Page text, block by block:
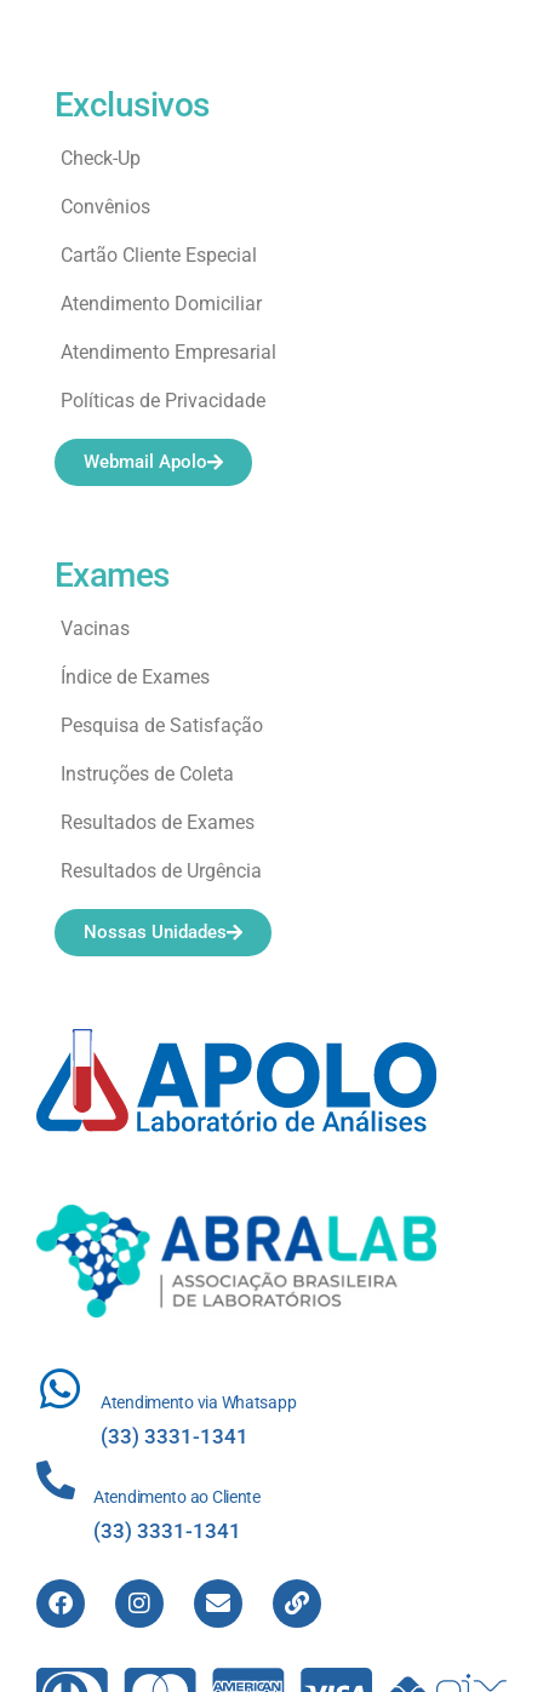
Atendimento via Whatsapp
(33) 3331-1341
Atendimento ao Cliente
(33) 3331-1341
Exames
Vacinas
Índice de Exames
Pesquisa de Satisfação
Instruções de Coleta
Resultados de Exames
Resultados de Urgência
Nossas Unidades
Exclusivos
Check-Up
Convênios
Cartão Cliente Especial
Atendimento Domiciliar
Atendimento Empresarial
Políticas de Privacidade
Webmail Apolo